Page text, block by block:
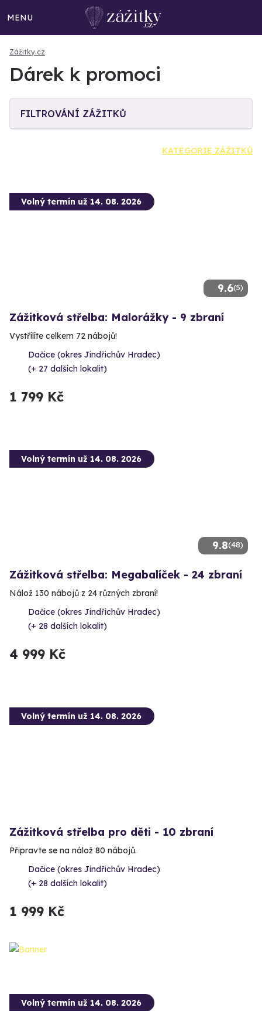
MENU
Zážitky.cz
Dárek k promoci
FILTROVÁNÍ ZÁŽITKŮ
KATEGORIE ZÁŽITKŮ
9.6(5)
Volný termín už 14. 08. 2026
Zážitková střelba: Malorážky - 9 zbraní
Vystřílíte celkem 72 nábojů!
Dačice (okres Jindřichův Hradec)
(+ 27 dalších lokalit)
1 799 Kč
9.8(48)
Volný termín už 14. 08. 2026
Zážitková střelba: Megabalíček - 24 zbraní
Nálož 130 nábojů z 24 různých zbraní!
Dačice (okres Jindřichův Hradec)
(+ 28 dalších lokalit)
4 999 Kč
Volný termín už 14. 08. 2026
Zážitková střelba pro děti - 10 zbraní
Připravte se na nálož 80 nábojů.
Dačice (okres Jindřichův Hradec)
(+ 28 dalších lokalit)
1 999 Kč
Volný termín už 14. 08. 2026